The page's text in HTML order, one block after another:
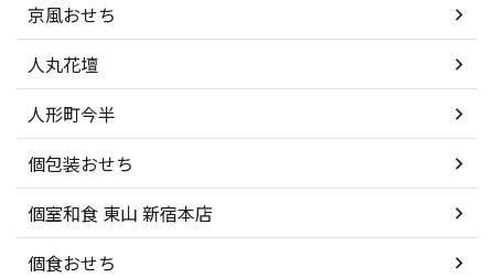
京風おせち
人丸花壇
人形町今半
個包装おせち
個室和食 東山 新宿本店
個食おせち